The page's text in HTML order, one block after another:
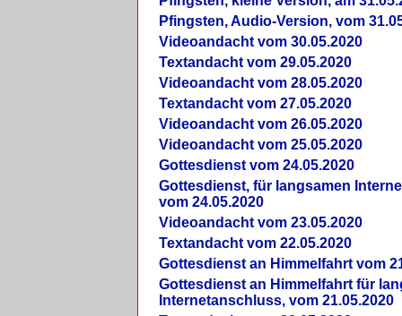
Pfingsten, Audio-Version, vom
Videoandacht vom 30.05.2020
Textandacht vom 29.05.2020
Videoandacht vom 28.05.2020
Textandacht vom 27.05.2020
Videoandacht vom 26.05.2020
Videoandacht vom 25.05.2020
Gottesdienst vom 24.05.2020
Gottesdienst, für langsamen
vom 24.05.2020
Videoandacht vom 23.05.2020
Textandacht vom 22.05.2020
Gottesdienst an Himmelfahrt vom
Gottesdienst an Himmelfahrt für
Internetanschluss, vom 21.05.2020